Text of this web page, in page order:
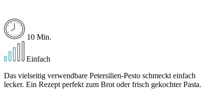
10 Min.
Einfach
Das vielseitig verwendbare Petersilien-Pesto schmeckt einfach
lecker. Ein Rezept perfekt zum Brot oder frisch gekochter Pasta.